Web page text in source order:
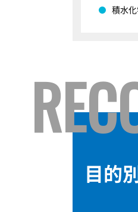
積水
目的